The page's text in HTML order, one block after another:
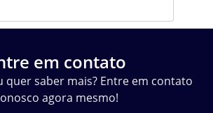
em contato
quer saber mais? Entre em contato
agora mesmo!